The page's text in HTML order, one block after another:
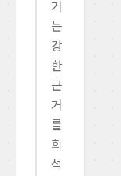
거
는
강
한
근
거
를
희
석